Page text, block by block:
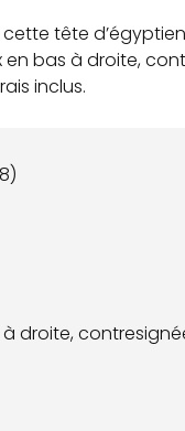
tête
en bas à droite,
inclus.
droite,